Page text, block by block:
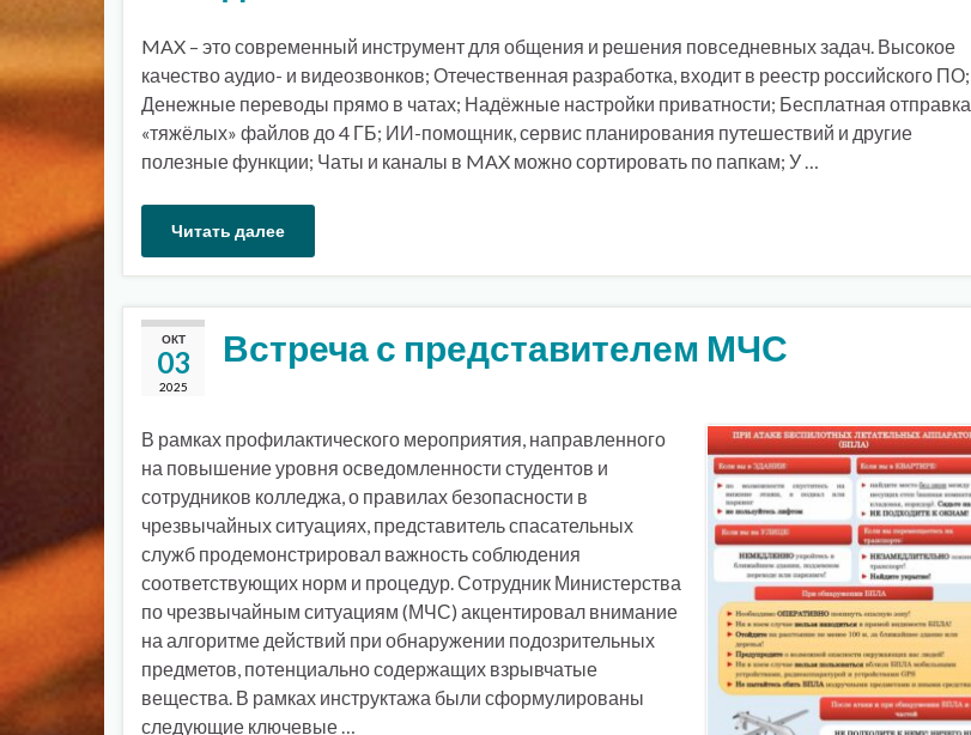
MAX – это современный инструмент для общения и решения повседневных задач. Высокое
качество аудио- и видеозвонков; Отечественная разработка, входит в реестр российского ПО;
Денежные переводы прямо в чатах; Надёжные настройки приватности; Бесплатная отправка
«тяжёлых» файлов до 4 ГБ; ИИ-помощник, сервис планирования путешествий и другие
полезные функции; Чаты и каналы в MAX можно сортировать по папкам; У …
Читать далее
ОКТ
03
2025
Встреча с представителем МЧС
В рамках профилактического мероприятия, направленного
на повышение уровня осведомленности студентов и
сотрудников колледжа, о правилах безопасности в
чрезвычайных ситуациях, представитель спасательных
служб продемонстрировал важность соблюдения
соответствующих норм и процедур. Сотрудник Министерства
по чрезвычайным ситуациям (МЧС) акцентировал внимание
на алгоритме действий при обнаружении подозрительных
предметов, потенциально содержащих взрывчатые
вещества. В рамках инструктажа были сформулированы
следующие ключевые …